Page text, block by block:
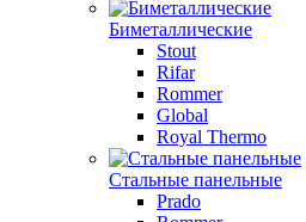
Биметаллические
Stout
Rifar
Rommer
Global
Royal Thermo
Стальные панельные
Prado